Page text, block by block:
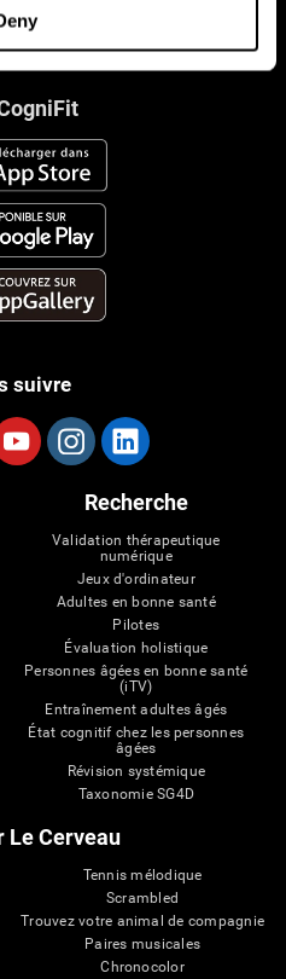
suivre
Recherche
Validation thérapeutique
numérique
Jeux d'ordinateur
Adultes en bonne santé
Pilotes
Évaluation holistique
Personnes âgées en bonne santé
(iTV)
Entraînement adultes âgés
État cognitif chez les personnes
âgées
Révision systémique
Taxonomie SG4D
Le Cerveau
Tennis mélodique
Scrambled
Trouvez votre animal de compagnie
Paires musicales
Chronocolor